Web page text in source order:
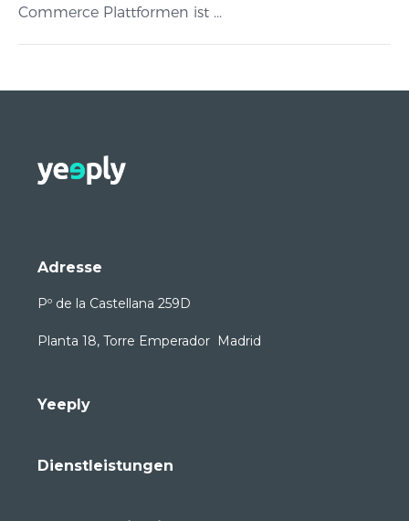
Commerce Plattformen ist ...
Adresse
Pº de la Castellana 259D
Planta 18, Torre Emperador Madrid
Yeeply
Dienstleistungen